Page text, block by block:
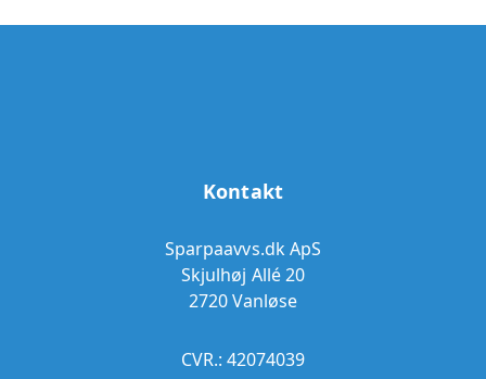
Kontakt
Sparpaavvs.dk ApS
Skjulhøj Allé 20
2720 Vanløse
CVR.: 42074039